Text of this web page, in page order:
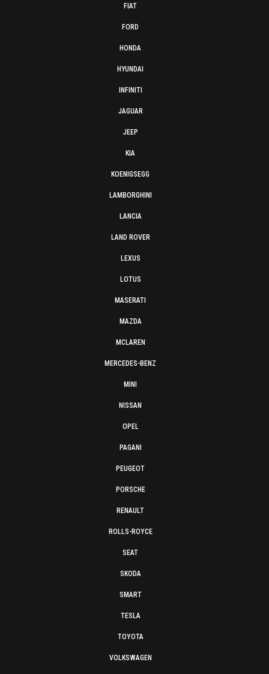
FIAT
FORD
HONDA
HYUNDAI
INFINITI
JAGUAR
JEEP
KIA
KOENIGSEGG
LAMBORGHINI
LANCIA
LAND ROVER
LEXUS
LOTUS
MASERATI
MAZDA
MCLAREN
MERCEDES-BENZ
MINI
NISSAN
OPEL
PAGANI
PEUGEOT
PORSCHE
RENAULT
ROLLS-ROYCE
SEAT
SKODA
SMART
TESLA
TOYOTA
VOLKSWAGEN